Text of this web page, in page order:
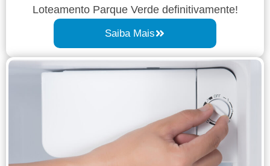
Loteamento Parque Verde definitivamente!
Saiba Mais